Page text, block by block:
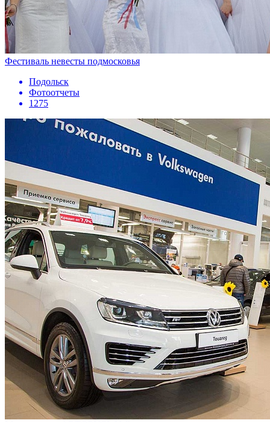
Фестиваль невесты подмосковья
Подольск
Фотоотчеты
1275